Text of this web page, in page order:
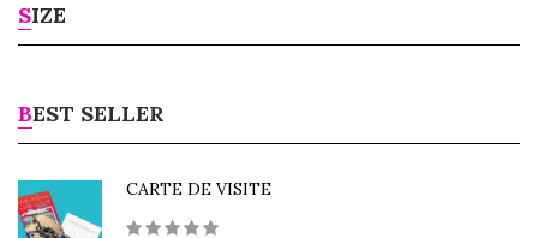
SIZE
BEST SELLER
CARTE DE VISITE